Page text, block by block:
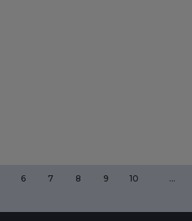
6 7 8 9 10 …